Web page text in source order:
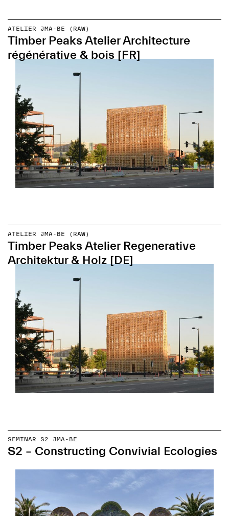
ATELIER JMA-BE (RAW)
Timber Peaks Atelier Architecture
régénérative & bois [FR]
ATELIER JMA-BE (RAW)
Timber Peaks Atelier Regenerative
Architektur & Holz [DE]
SEMINAR S2 JMA-BE
S2 – Constructing Convivial Ecologies